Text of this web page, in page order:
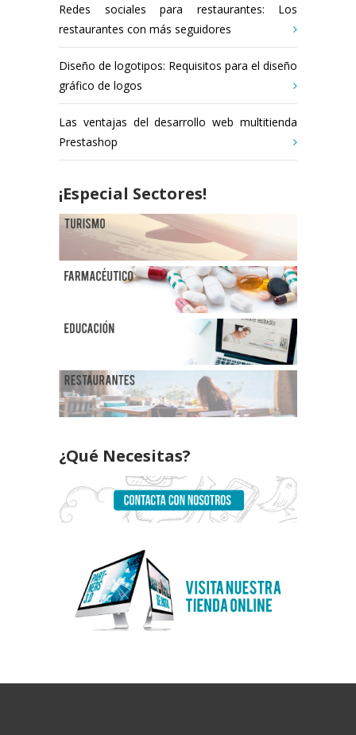
Redes sociales para restaurantes: Los
restaurantes con más seguidores
Diseño de logotipos: Requisitos para el diseño
gráfico de logos
Las ventajas del desarrollo web multitienda
Prestashop
¡Especial Sectores!
¿Qué Necesitas?